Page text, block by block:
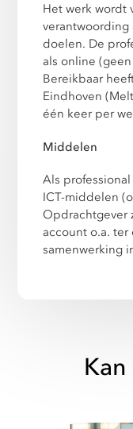
Het werk wordt
verantwoording
doelen. De
als online
Bereikbaar
Eindhoven
één keer per
Middelen
Als
ICT-middelen
Opdrachtgever
account o.a.
samenwerking